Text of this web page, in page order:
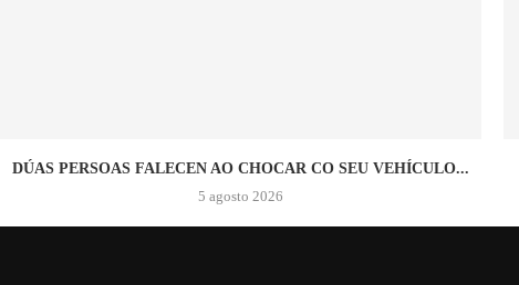
DÚAS PERSOAS FALECEN AO CHOCAR CO SEU VEHÍCULO...
5 agosto 2026